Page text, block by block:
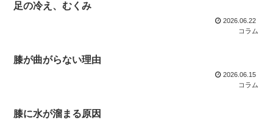
足の冷え、むくみ
2026.06.22
コラム
膝が曲がらない理由
2026.06.15
コラム
膝に水が溜まる原因